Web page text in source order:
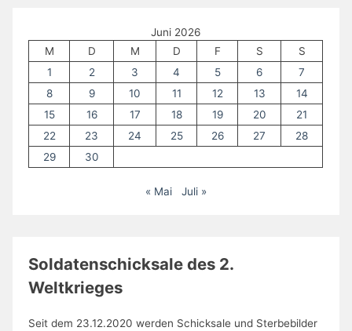
Juni 2026
M
D M D F S
S
1
2 3 4 5 6
7
8
9 10 11 12 13
14
15
16 17 18 19 20
21
22
23 24 25 26 27
28
29
30
« Mai Juli »
Soldatenschicksale des 2.
Weltkrieges
Seit dem 23.12.2020 werden Schicksale und Sterbebilder